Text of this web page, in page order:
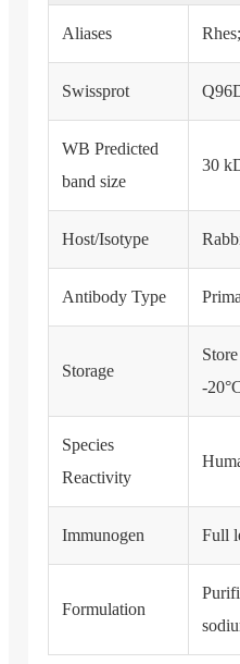
Aliases
Swissprot
WB Predicted
band size
30
Host/Isotype
Antibody Type
Storage
-
Species
Reactivity
Immunogen Full
Formulation